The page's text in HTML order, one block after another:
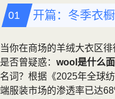
开篇：冬季衣
当你在商场的羊绒大衣区
是否曾疑惑： wool是什么
名词？根据《2025年全球
端服装市场的渗透率已达